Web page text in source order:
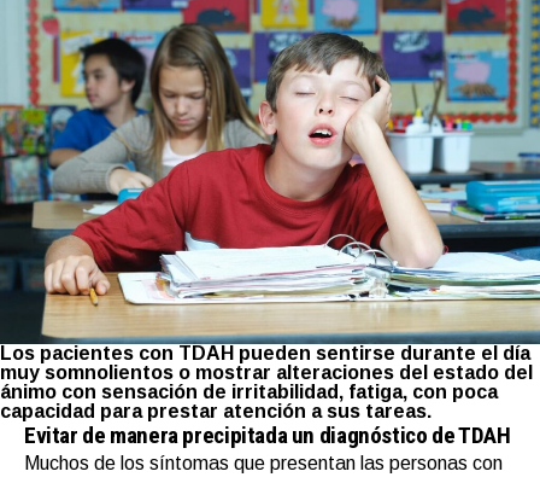
Los pacientes con TDAH pueden sentirse durante el día
muy somnolientos o mostrar alteraciones del estado del
ánimo con sensación de irritabilidad, fatiga, con poca
capacidad para prestar atención a sus tareas.
Evitar de manera precipitada un diagnóstico de TDAH
Muchos de los síntomas que presentan las personas con